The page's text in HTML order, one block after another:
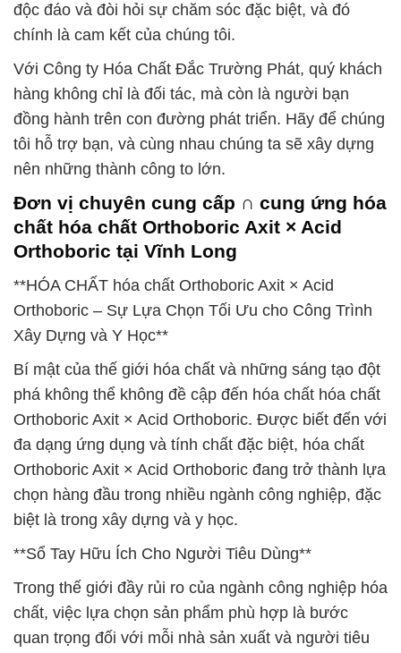
độc đáo và đòi hỏi sự chăm sóc đặc biệt, và đó
chính là cam kết của chúng tôi.
Với Công ty Hóa Chất Đắc Trường Phát, quý khách
hàng không chỉ là đối tác, mà còn là người bạn
đồng hành trên con đường phát triển. Hãy để chúng
tôi hỗ trợ bạn, và cùng nhau chúng ta sẽ xây dựng
nên những thành công to lớn.
Đơn vị chuyên cung cấp ∩ cung ứng hóa
chất hóa chất Orthoboric Axit × Acid
Orthoboric tại Vĩnh Long
**HÓA CHẤT hóa chất Orthoboric Axit × Acid
Orthoboric – Sự Lựa Chọn Tối Ưu cho Công Trình
Xây Dựng và Y Học**
Bí mật của thế giới hóa chất và những sáng tạo đột
phá không thể không đề cập đến hóa chất hóa chất
Orthoboric Axit × Acid Orthoboric. Được biết đến với
đa dạng ứng dụng và tính chất đặc biệt, hóa chất
Orthoboric Axit × Acid Orthoboric đang trở thành lựa
chọn hàng đầu trong nhiều ngành công nghiệp, đặc
biệt là trong xây dựng và y học.
**Sổ Tay Hữu Ích Cho Người Tiêu Dùng**
Trong thế giới đầy rủi ro của ngành công nghiệp hóa
chất, việc lựa chọn sản phẩm phù hợp là bước
quan trọng đối với mỗi nhà sản xuất và người tiêu